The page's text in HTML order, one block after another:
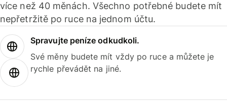
více než 40 měnách. Všechno potřebné budete mít
nepřetržitě po ruce na jednom účtu.
Spravujte peníze odkudkoli.
Své měny budete mít vždy po ruce a můžete je
rychle převádět na jiné.